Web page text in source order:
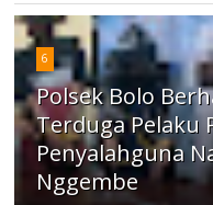
6
Polsek Bolo
Terduga Pelaku
Penyalahguna
Nggembe